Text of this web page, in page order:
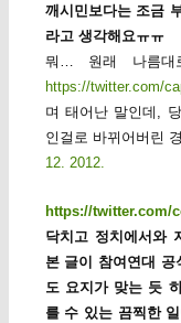
깨시민보다는 조금
라고 생각해요ㅠㅠ
뭐… 원래 나름대
https://twitter.com/
며 태어난 말인데,
인걸로 바뀌어버린
12. 2012.
https://twitter.com/
닥치고 정치에서와
본 글이 참여연대 공
도 요지가 맞는 듯
를 수 있는 끔찍한